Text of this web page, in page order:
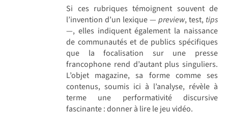
Si ces rubriques témoignent souvent de
l’invention d’un lexique —preview, test, tips
—, elles indiquent également la naissance
de communautés et de publics spécifiques
que la focalisation sur une presse
francophone rend d’autant plus singuliers.
L’objet magazine, sa forme comme ses
contenus, soumis ici à l’analyse, révèle à
terme une performativité discursive
fascinante : donner à lire le jeu vidéo.